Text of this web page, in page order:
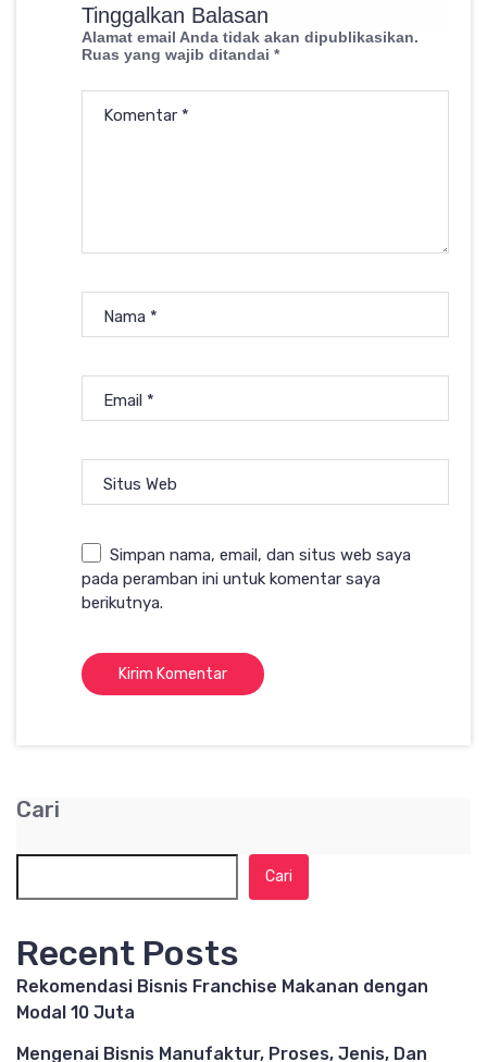
Tinggalkan Balasan
Alamat email Anda tidak akan dipublikasikan.
Ruas yang wajib ditandai *
Komentar *
Nama *
Email *
Situs Web
Simpan nama, email, dan situs web saya
pada peramban ini untuk komentar saya
berikutnya.
Cari
Cari
Recent Posts
Rekomendasi Bisnis Franchise Makanan dengan
Modal 10 Juta
Mengenai Bisnis Manufaktur, Proses, Jenis, Dan